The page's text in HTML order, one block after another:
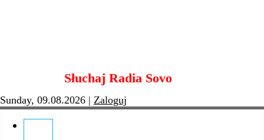
content
Słuchaj Radia Sovo
Sunday, 09.08.2026 | Zaloguj